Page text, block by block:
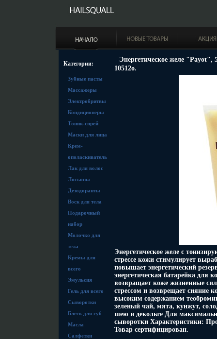
Категории:
Зубные пасты
Массажеры
Электробритвы
Кондиционеры
Тоник-спрей
Маски для лица
Крем-
ополаскиватель
Лак для волос
Лосьоны
Дезодоранты
Воск для тела
Подарочный
набор
Молочко для
тела
Кремы для
всего
Эмульсия
Гель для всего
Сыворотки
Блеск для губ
Масла
Салфетки
Энергетическое желе
10512o.
Энергетическое желе с
стрессе кожи стимулирует
повышает энергетический
энергетическая батарейка для
возвращает коже жизненные
стрессом и возврещает сияние
высоким содержанием
зеленый чай, мята, кунжут,
шею и декольте Для
сыворотки Характеристики:
Товар сертифицирован.